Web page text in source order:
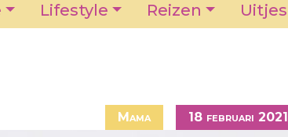
Lifestyle Reizen Uitjes
Mama 18 februari 2021